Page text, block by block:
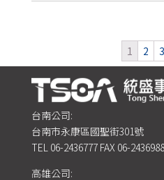
1 2 3
台南公司:
台南市永康區國聖街301號
TEL 06-2436777FAX 06-2436988
高雄公司: